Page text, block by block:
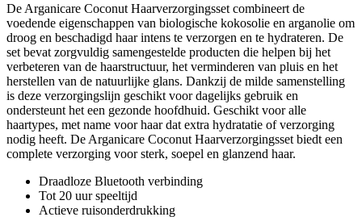
De Arganicare Coconut Haarverzorgingsset combineert de
voedende eigenschappen van biologische kokosolie en arganolie om
droog en beschadigd haar intens te verzorgen en te hydrateren. De
set bevat zorgvuldig samengestelde producten die helpen bij het
verbeteren van de haarstructuur, het verminderen van pluis en het
herstellen van de natuurlijke glans. Dankzij de milde samenstelling
is deze verzorgingslijn geschikt voor dagelijks gebruik en
ondersteunt het een gezonde hoofdhuid. Geschikt voor alle
haartypes, met name voor haar dat extra hydratatie of verzorging
nodig heeft. De Arganicare Coconut Haarverzorgingsset biedt een
complete verzorging voor sterk, soepel en glanzend haar.
Draadloze Bluetooth verbinding
Tot 20 uur speeltijd
Actieve ruisonderdrukking